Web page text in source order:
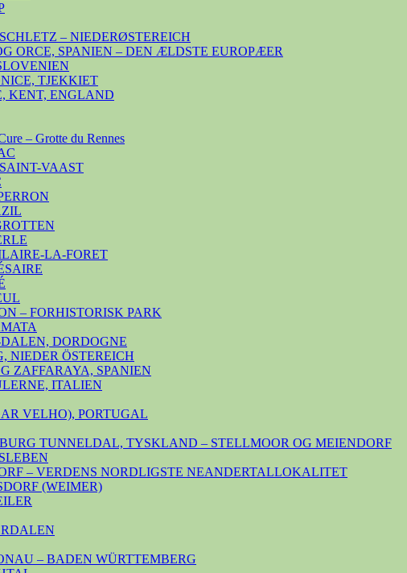
– NIEDERØSTEREICH
ORCE, SPANIEN – DEN ÆLDSTE EUROPÆER
TJEKKIET
KENT, ENGLAND
– Grotte du Rennes
VAAST
LA-FORET
– FORHISTORISK PARK
DORDOGNE
NIEDER ÖSTEREICH
ZAFFARAYA, SPANIEN
ITALIEN
VELHO), PORTUGAL
TUNNELDAL, TYSKLAND – STELLMOOR OG MEIENDORF
– VERDENS NORDLIGSTE NEANDERTALLOKALITET
(WEIMER)
– BADEN WÜRTTEMBERG